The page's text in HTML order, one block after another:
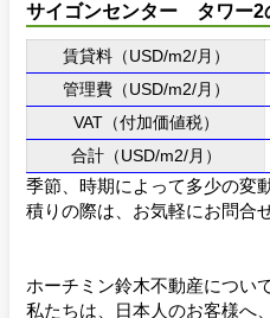
サイゴンセンター タワー2
賃貸料（USD/m2/月）
管理費（USD/m2/月）
VAT（付加価値税）
合計（USD/m2/月）
季節、時期によって多少の変
積りの際は、お気軽にお問合
ホーチミン鈴木不動産につい
私たちは、日本人のお客様へ